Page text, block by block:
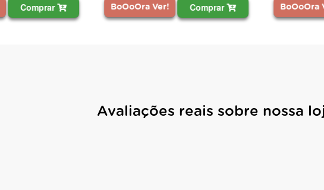
BoOoOra Ver! Comprar BoOoOra Ver!
Avaliações reais sobre nossa